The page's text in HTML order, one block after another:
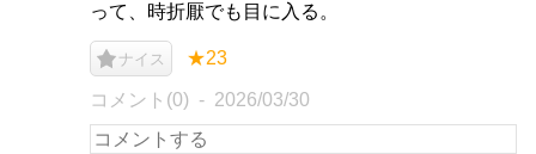
って、時折厭でも目に入る。
ナイス ★23
コメント(0) 2026/03/30